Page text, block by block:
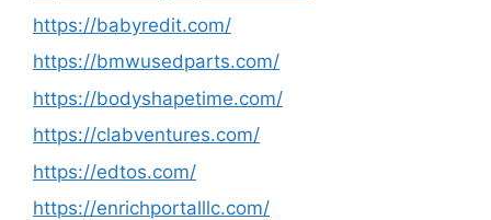
https://babyredit.com/
https://bmwusedparts.com/
https://bodyshapetime.com/
https://clabventures.com/
https://edtos.com/
https://enrichportalllc.com/